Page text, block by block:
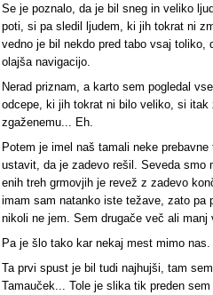
Se je poznalo, da je bil sneg in veliko
poti, si pa sledil ljudem, ki jih tokrat ni
vedno je bil nekdo pred tabo vsaj toliko,
olajša navigacijo.
Nerad priznam, a karto sem pogledal
odcepe, ki jih tokrat ni bilo veliko, si
zgaženemu... Eh.
Potem je imel naš tamali neke
ustavit, da je zadevo rešil. Seveda smo
enih treh grmovjih je revež z zadevo
imam sam natanko iste težave, zato pa
nikoli ne jem. Sem drugače več ali manj
Pa je šlo tako kar nekaj mest mimo nas.
Ta prvi spust je bil tudi najhujši, tam
Tamauček... Tole je slika tik preden